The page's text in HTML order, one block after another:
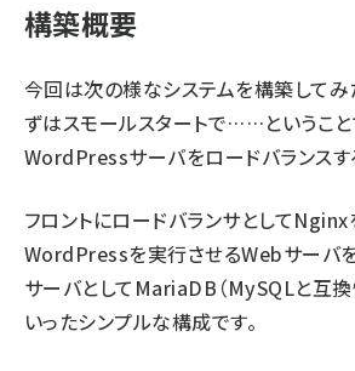
構築概要
今回は次の様なシステムを構築してみ
ずはスモールスタートで……というこ
WordPressサーバをロードバランスす
フロントにロードバランサとしてNginx
WordPressを実行させるWebサーバ
サーバとしてMariaDB（MySQLと互
いったシンプルな構成です。